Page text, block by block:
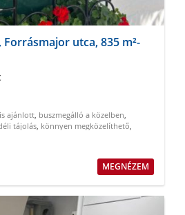
Forrásmajor utca, 835 m²-
ajánlott, buszmegálló a közelben,
tájolás, könnyen megközelíthető,
MEGNÉZEM